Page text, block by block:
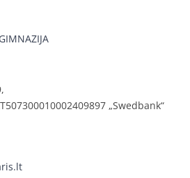
„Swedbank“